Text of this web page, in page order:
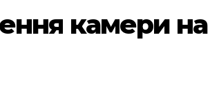
камери на